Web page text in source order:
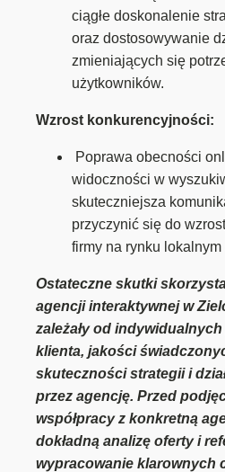
ciągłe doskonalenie
oraz dostosowywanie
zmieniających się
użytkowników.
Wzrost konkurencyjności:
Poprawa obecności
widoczności w
skuteczniejsza
przyczynić się do
firmy na rynku
Ostateczne skutki
agencji interaktywnej w
zależały od
klienta, jakości
skuteczności strategii i
przez agencję. Przed
współpracy z konkretną
dokładną analizę oferty i
wypracowanie klarownych